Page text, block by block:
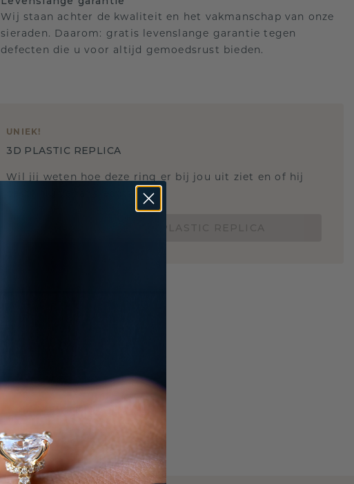
Wij staan achter de kwaliteit en het vakmanschap van onze
sieraden. Daarom: gratis levenslange garantie tegen
defecten die u voor altijd gemoedsrust bieden.
UNIEK!
3D PLASTIC REPLICA
Wil jij weten hoe deze ring er bij jou uit ziet en of hij
past? Nu vanaf slechts €15,-